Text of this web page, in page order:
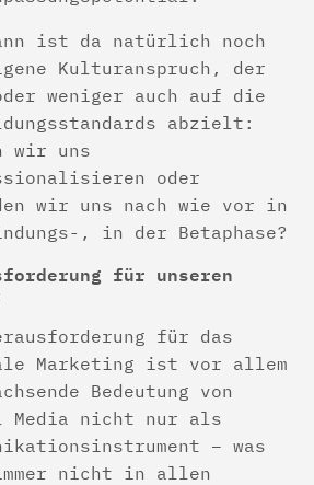
ist da natürlich noch
Kulturanspruch, der
weniger auch auf die
abzielt:
wir uns
oder
wir uns nach wie vor in
, in der Betaphase?
für unseren
für das
Marketing ist vor allem
Bedeutung von
Media nicht nur als
– was
nicht in allen